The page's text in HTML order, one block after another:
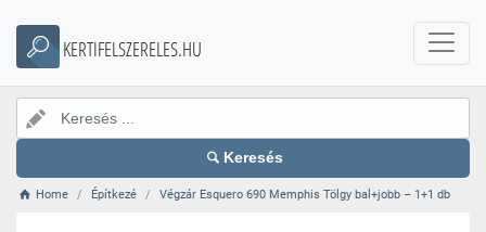
KERTIFELSZERELES.HU
Keresés
Home Építkezé Végzár Esquero 690 Memphis Tölgy bal+jobb – 1+1 db